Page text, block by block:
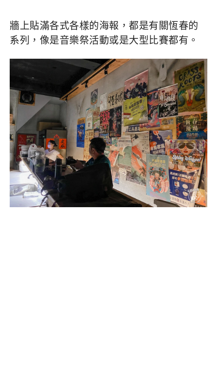
牆上貼滿各式各樣的海報，都是有關恆春的
系列，像是音樂祭活動或是大型比賽都有。